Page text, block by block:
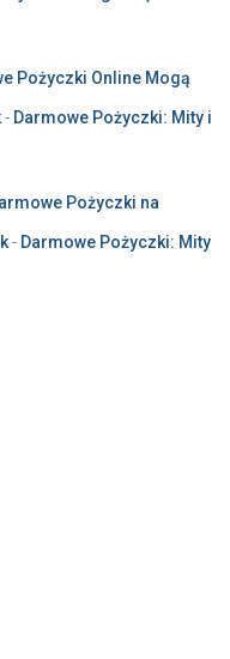
Pożyczki Online Mogą
- Darmowe Pożyczki: Mity i
Pożyczki na
- Darmowe Pożyczki: Mity